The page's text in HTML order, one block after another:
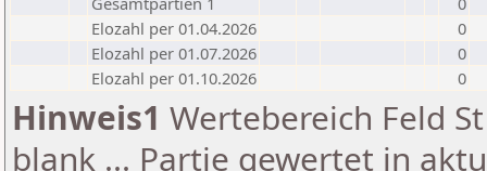
Elozahl per 01.04.2026
0
Elozahl per 01.07.2026
0
Elozahl per 01.10.2026
0
Hinweis1 Wertebereich Feld
blank ... Partie gewertet in